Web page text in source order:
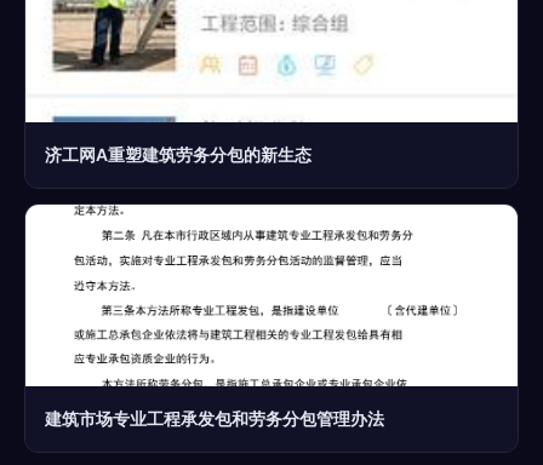
济工网A重塑建筑劳务分包的新生态
建筑市场专业工程承发包和劳务分包管理办法